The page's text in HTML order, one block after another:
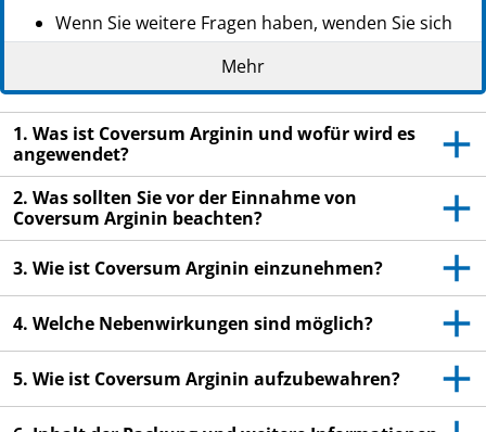
Wenn Sie weitere Fragen haben, wenden Sie sich
an Ihren Arzt, Apotheker oder das medizinische
Dieses Arzneimittel wurde Ihnen persönlich
verschrieben. Geben Sie es nicht an Dritte weiter.
Es kann anderen Menschen schaden, auch wenn
diese die gleichen Beschwerden haben wie Sie.
Wenn Sie Nebenwirkungen bemerken, wenden Sie
medizinische Fachpersonal. Dies gilt auch für
Packungsbeilage angegeben sind. Siehe Abschnitt
4.
Mehr
1. Was ist Coversum Arginin und wofür wird es
angewendet?
2. Was sollten Sie vor der Einnahme von
Coversum Arginin beachten?
3. Wie ist Coversum Arginin einzunehmen?
4. Welche Nebenwirkungen sind möglich?
5. Wie ist Coversum Arginin aufzubewahren?